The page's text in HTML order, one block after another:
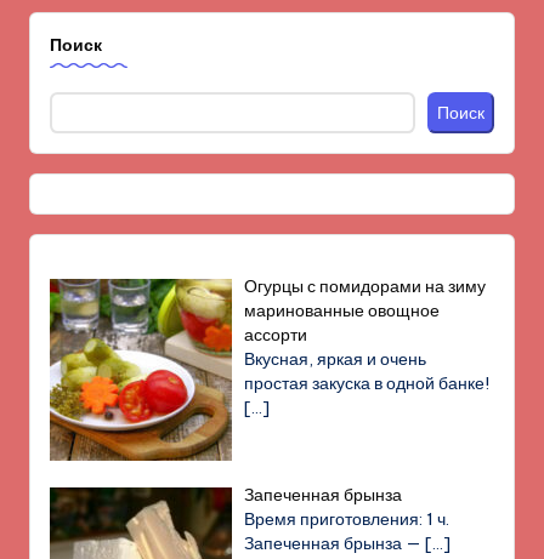
Поиск
Поиск
Огурцы с помидорами на зиму
маринованные овощное
ассорти
Вкусная, яркая и очень
простая закуска в одной банке!
[…]
Запеченная брынза
Время приготовления: 1 ч.
Запеченная брынза —[…]